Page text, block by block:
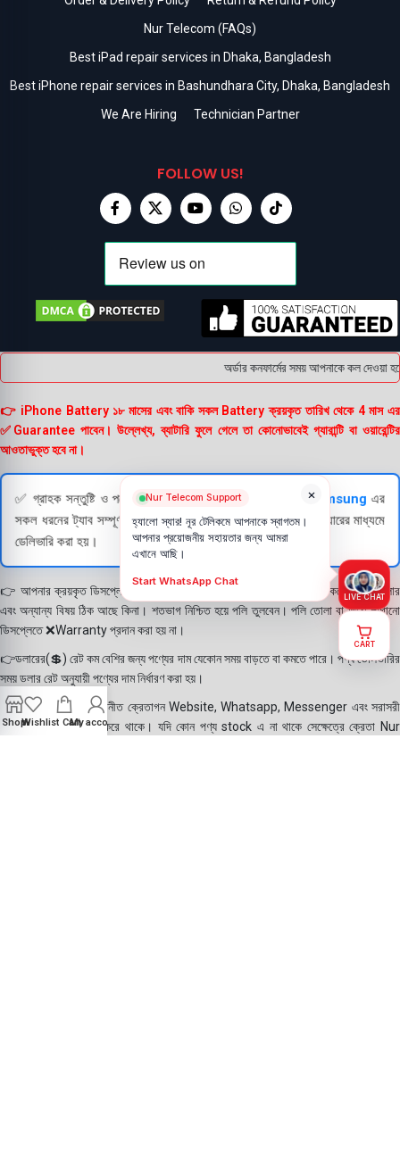
Nur Telecom (FAQs)
Best iPad repair services in Dhaka, Bangladesh
Best iPhone repair services in Bashundhara City, Dhaka, Bangladesh
We Are Hiring
Technician Partner
FOLLOW US!
অর্ডার কনফার্মের সময় আপনাকে কল দেওয়া
👉 iPhone Battery ১৮ মাসের এবং বাকি সকল Battery ক্রয়কৃত তারিখ থেকে 4 মাস এর
✅Guarantee পাবেন। উল্লেখ্য, ব্যাটারি ফুলে গেলে তা কোনোভাবেই গ্যারান্টি বা ওয়ারেন্টির
আওতাভুক্ত হবে না।
✅ গ্রাহক সন্তুষ্টি ও পণ্যের স্বচ্ছতা নিশ্চিত করতে এবংSamsung এর
সকল ধরনের ট্যাব সম্পূর্ণরূপে যাচাই (Check) করার পরই বিক্রি ও কুরিয়ারের মাধ্যমে
ডেলিভারি করা হয়।
👉 আপনার ক্রয়কৃত ডিসপ্লে স্থায়ী ভাবে লাগানোর আগে মোবাইলে লাগিয়ে চেক করে নিবেন কালার
এবং অন্যান্য বিষয় ঠিক আছে কিনা। শতভাগ নিশ্চিত হয়ে পলি তুলবেন। পলি তোলা বা আঠা লাগানো
ডিসপ্লেতে ❌Warranty প্রদান করা হয় না।
👉ডলারের(💲) রেট কম বেশির জন্য পণ্যের দাম যেকোন সময় বাড়তে বা কমতে পারে। পণ্য ডেলিভারির
সময় ডলার রেট অনুযায়ী পণ্যের দাম নির্ধারণ করা হয়।
👉বিঃ দ্রঃ- আমাদের সম্মানীত ক্রেতাগন Website, Whatsapp, Messenger এবং সরাসরী
ফোন করে পণ্য Order করে থাকে। যদি কোন পণ্য stock এ না থাকে সেক্ষেত্রে ক্রেতা Nur
ShopWishlist CartMy account
×
Nur Telecom Support
হ্যালো স্যার! নূর টেলিকমে আপনাকে স্বাগতম।
আপনার প্রয়োজনীয় সহায়তার জন্য আমরা
এখানে আছি।
Start WhatsApp Chat
LIVE CHAT
CART